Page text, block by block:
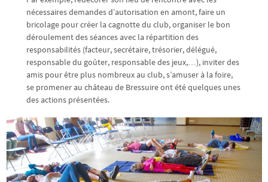
nécessaires demandes d’autorisation en amont, faire un
bricolage pour créer la cagnotte du club, organiser le bon
déroulement des séances avec la répartition des
responsabilités (facteur, secrétaire, trésorier, délégué,
responsable du goûter, responsable des jeux,…), inviter des
amis pour être plus nombreux au club, s’amuser à la foire,
se promener au château de Bressuire ont été quelques unes
des actions présentées.